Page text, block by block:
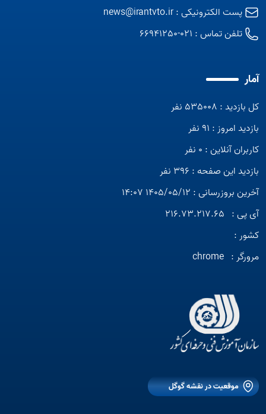
پست الکترونیکی :news@irantvto.ir
تلفن تماس : 021-66941250
آمار
کل بازدید : 535008 نفر
بازدید امروز : 91 نفر
کاربران آنلاین : 0 نفر
بازدید این صفحه : 396 نفر
آخرین بروزرسانی : 1405/05/12 14:07
آی پی : 216.73.217.65
کشور :
مرورگر : chrome
موقعیت در نقشه گوگل